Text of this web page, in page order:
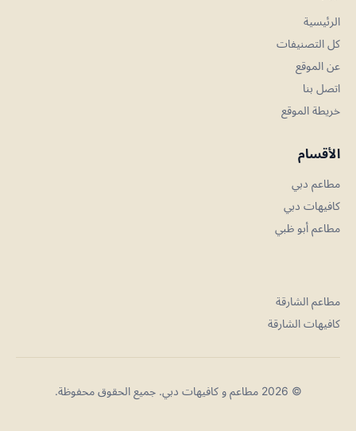
الرئيسية
كل التصنيفات
عن الموقع
اتصل بنا
خريطة الموقع
الأقسام
مطاعم دبي
كافيهات دبي
مطاعم أبو ظبي
مطاعم الشارقة
كافيهات الشارقة
© 2026 مطاعم و كافيهات دبي. جميع الحقوق محفوظة.